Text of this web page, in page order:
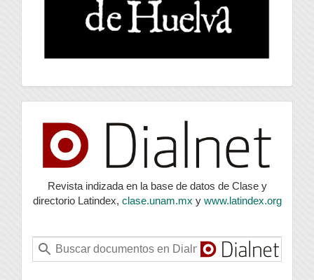
index
Revista indizada en la base de datos de Clase y
directorio Latindex, clase.unam.mx y www.latindex.org